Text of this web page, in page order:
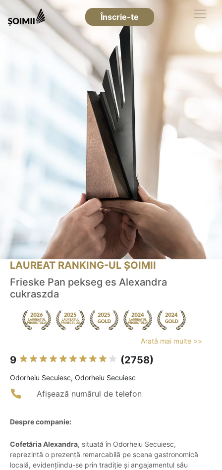
Înscrie-te
LAUREAT RANKING-UL ȘOIMII
Frieske Pan pekseg es Alexandra
cukraszda
Arată mai multe >>
9 (2758)
Odorheiu Secuiesc, Odorheiu Secuiesc
Afișează numărul de telefon
Despre companie:
Cofetăria Alexandra, situată în Odorheiu Secuiesc,
reprezintă o prezență remarcabilă pe scena gastronomică
locală, evidențiindu-se prin tradiție și angajamentul său